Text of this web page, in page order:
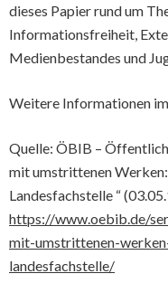
dieses Papier rund um
Informationsfreiheit,
Medienbestandes und
Weitere Informationen im
Quelle: ÖBIB –
mit umstrittenen
Landesfachstelle “
https://www.oebib.de/
mit-umstrittenen-
landesfachstelle/